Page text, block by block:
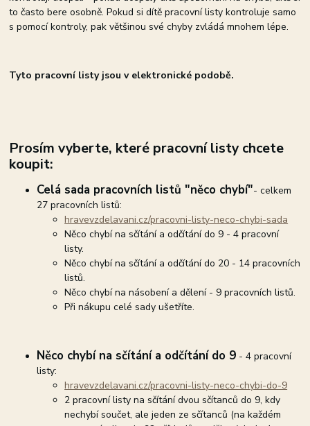
to často bere osobně. Pokud si dítě pracovní listy kontroluje samo
s pomocí kontroly, pak většinou své chyby zvládá mnohem lépe.
Tyto pracovní listy jsou v elektronické podobě.
Prosím vyberte, které pracovní listy chcete
koupit:
Celá sada pracovních listů "něco chybí"- celkem
27 pracovních listů:
hravevzdelavani.cz/pracovni-listy-neco-chybi-sada
Něco chybí na sčítání a odčítání do 9 - 4 pracovní
listy.
Něco chybí na sčítání a odčítání do 20 - 14 pracovních
listů.
Něco chybí na násobení a dělení - 9 pracovních listů.
Při nákupu celé sady ušetříte.
Něco chybí na sčítání a odčítání do 9 - 4 pracovní
listy:
hravevzdelavani.cz/pracovni-listy-neco-chybi-do-9
2 pracovní listy na sčítání dvou sčítanců do 9, kdy
nechybí součet, ale jeden ze sčítanců (na každém